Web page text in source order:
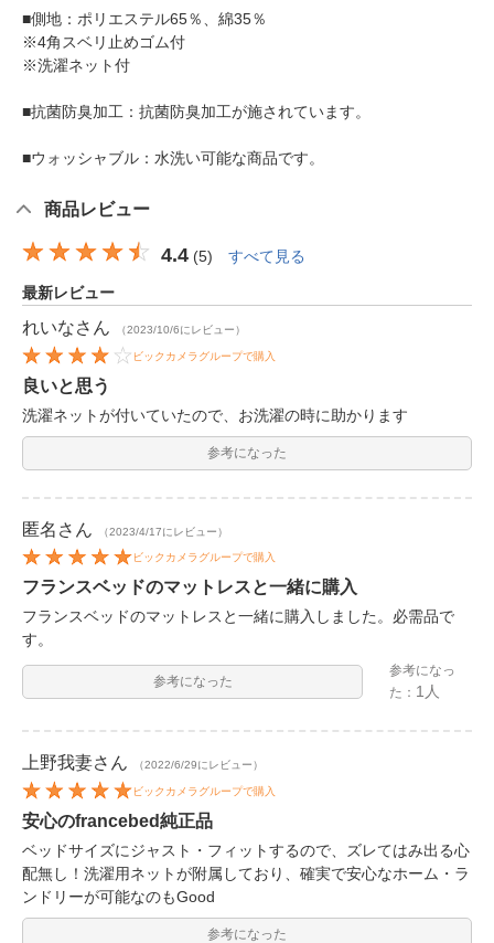
■側地：ポリエステル65％、綿35％
※4角スベリ止めゴム付
※洗濯ネット付
■抗菌防臭加工：抗菌防臭加工が施されています。
■ウォッシャブル：水洗い可能な商品です。
商品レビュー
4.4 (5) すべて見る
最新レビュー
れいなさん （2023/10/6にレビュー）
ビックカメラグループで購入
良いと思う
洗濯ネットが付いていたので、お洗濯の時に助かります
参考になった
匿名 さん （2023/4/17にレビュー）
ビックカメラグループで購入
フランスベッドのマットレスと一緒に購入
フランスベッドのマットレスと一緒に購入しました。必需品で
す。
参考になった
参考になっ
た： 1人
上野我妻さん （2022/6/29にレビュー）
ビックカメラグループで購入
安心のfrancebed純正品
ベッドサイズにジャスト・フィットするので、ズレてはみ出る心
配無し！洗濯用ネットが附属しており、確実で安心なホーム・ラ
ンドリーが可能なのもGood
参考になった